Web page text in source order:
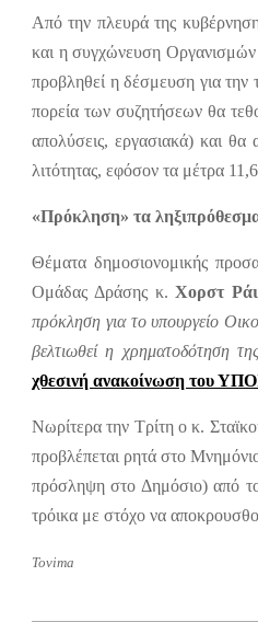
Από την πλευρά της
και η συγχώνευση Οργανισμών
προβληθεί η δέσμευση για την
πορεία των συζητήσεων θα
απολύσεις, εργασιακά) και
λιτότητας, εφόσον τα μέτρα
«Πρόκληση» τα
Θέματα δημοσιονομικής
Ομάδας Δράσης κ.Χορστ
πρόκληση για το υπουργείο
βελτιωθεί η χρηματοδότηση
χθεσινή ανακοίνωση του
Νωρίτερα την Τρίτη ο κ.
προβλέπεται ρητά στο
πρόσληψη στο Δημόσιο) από
τρόικα με στόχο να
Tovima